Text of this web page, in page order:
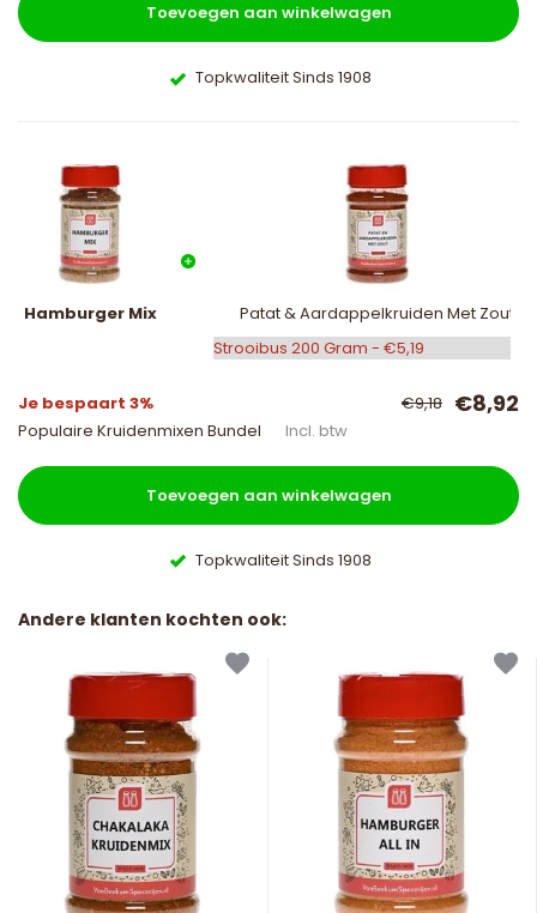
Toevoegen aan winkelwagen
Topkwaliteit Sinds 1908
Hamburger Mix Patat & Aardappelkruiden Met Zout
Je bespaart 3% €9,18 €8,92
Populaire Kruidenmixen Bundel Incl. btw
Toevoegen aan winkelwagen
Topkwaliteit Sinds 1908
Andere klanten kochten ook: